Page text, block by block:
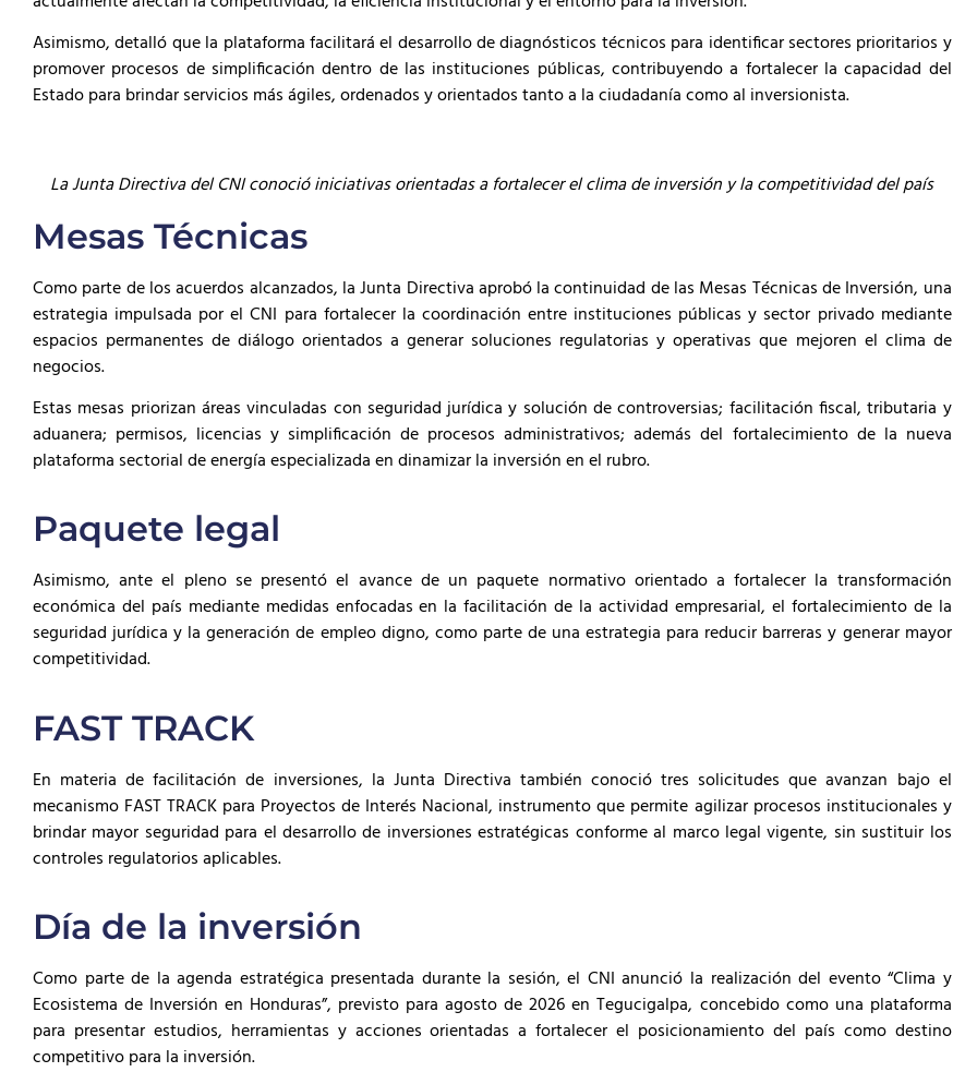
Asimismo, detalló que la plataforma facilitará el desarrollo de diagnósticos técnicos para identificar sectores prioritarios y
promover procesos de simplificación dentro de las instituciones públicas, contribuyendo a fortalecer la capacidad del
Estado para brindar servicios más ágiles, ordenados y orientados tanto a la ciudadanía como al inversionista.
La Junta Directiva del CNI conoció iniciativas orientadas a fortalecer el clima de inversión y la competitividad del país
Mesas Técnicas
Como parte de los acuerdos alcanzados, la Junta Directiva aprobó la continuidad de las Mesas Técnicas de Inversión, una
estrategia impulsada por el CNI para fortalecer la coordinación entre instituciones públicas y sector privado mediante
espacios permanentes de diálogo orientados a generar soluciones regulatorias y operativas que mejoren el clima de
negocios.
Estas mesas priorizan áreas vinculadas con seguridad jurídica y solución de controversias; facilitación fiscal, tributaria y
aduanera; permisos, licencias y simplificación de procesos administrativos; además del fortalecimiento de la nueva
plataforma sectorial de energía especializada en dinamizar la inversión en el rubro.
Paquete legal
Asimismo, ante el pleno se presentó el avance de un paquete normativo orientado a fortalecer la transformación
económica del país mediante medidas enfocadas en la facilitación de la actividad empresarial, el fortalecimiento de la
seguridad jurídica y la generación de empleo digno, como parte de una estrategia para reducir barreras y generar mayor
competitividad.
FAST TRACK
En materia de facilitación de inversiones, la Junta Directiva también conoció tres solicitudes que avanzan bajo el
mecanismo FAST TRACK para Proyectos de Interés Nacional, instrumento que permite agilizar procesos institucionales y
brindar mayor seguridad para el desarrollo de inversiones estratégicas conforme al marco legal vigente, sin sustituir los
controles regulatorios aplicables.
Día de la inversión
Como parte de la agenda estratégica presentada durante la sesión, el CNI anunció la realización del evento “Clima y
Ecosistema de Inversión en Honduras”, previsto para agosto de 2026 en Tegucigalpa, concebido como una plataforma
para presentar estudios, herramientas y acciones orientadas a fortalecer el posicionamiento del país como destino
competitivo para la inversión.